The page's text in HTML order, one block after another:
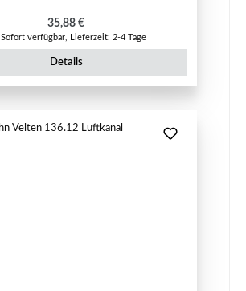
Regulärer Preis:
35,88 €
Sofort verfügbar, Lieferzeit: 2-4 Tage
Details